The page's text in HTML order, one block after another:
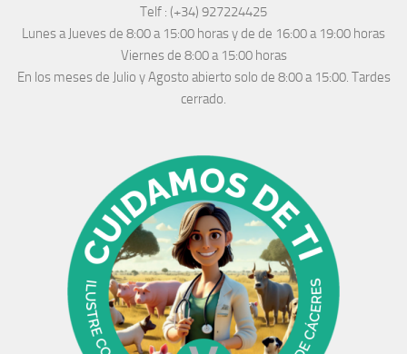
Telf : (+34) 927224425
Lunes a Jueves de 8:00 a 15:00 horas y de de 16:00 a 19:00 horas
Viernes de 8:00 a 15:00 horas
En los meses de Julio y Agosto abierto solo de 8:00 a 15:00. Tardes
cerrado.